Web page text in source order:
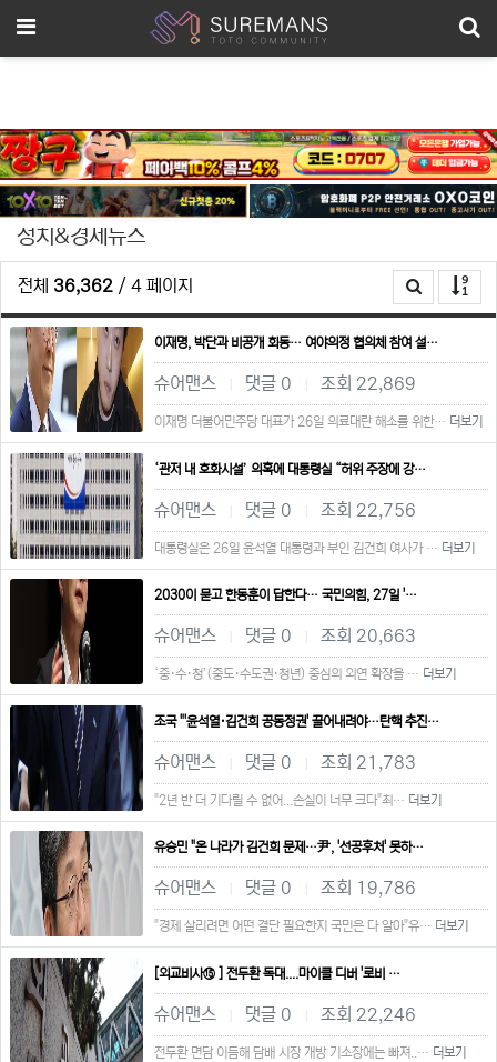
메뉴
정치&경제뉴스
전체 36,362 / 4 페이지
이재명, 박단과 비공개 회동… 여야의정 협의체 참여 설…
슈어맨스 댓글 0 조회 22,869
이재명 더불어민주당 대표가 26일 의료대란 해소를 위한… 더보기
‘관저 내 호화시설’ 의혹에 대통령실 “허위 주장에 강…
슈어맨스 댓글 0 조회 22,756
대통령실은 26일 윤석열 대통령과 부인 김건희 여사가 … 더보기
2030이 묻고 한동훈이 답한다… 국민의힘, 27일 '…
슈어맨스 댓글 0 조회 20,663
‘중·수·청’(중도·수도권·청년) 중심의 외연 확장을 … 더보기
조국 "'윤석열·김건희 공동정권' 끌어내려야…탄핵 추진…
슈어맨스 댓글 0 조회 21,783
"2년 반 더 기다릴 수 없어...손실이 너무 크다"최… 더보기
유승민 "온 나라가 김건희 문제…尹, '선공후처' 못하…
슈어맨스 댓글 0 조회 19,786
"경제 살리려면 어떤 결단 필요한지 국민은 다 알아"유… 더보기
[외교비사⑮ ] 전두환 독대....마이클 디버 '로비 …
슈어맨스 댓글 0 조회 22,246
전두환 면담 이듬해 담배 시장 개방 기소장에는 빠져..… 더보기